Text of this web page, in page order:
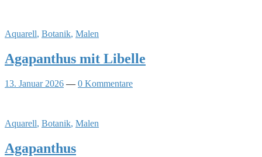
Aquarell, Botanik, Malen
Agapanthus mit Libelle
13. Januar 2026 — 0 Kommentare
Aquarell, Botanik, Malen
Agapanthus